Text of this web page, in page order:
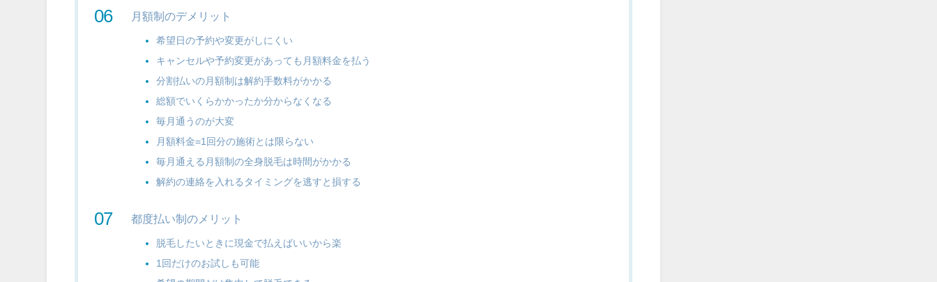
月額制のデメリット
希望日の予約や変更がしにくい
キャンセルや予約変更があっても月額料金を払う
分割払いの月額制は解約手数料がかかる
総額でいくらかかったか分からなくなる
毎月通うのが大変
月額料金=1回分の施術とは限らない
毎月通える月額制の全身脱毛は時間がかかる
解約の連絡を入れるタイミングを逃すと損する
都度払い制のメリット
脱毛したいときに現金で払えばいいから楽
1回だけのお試しも可能